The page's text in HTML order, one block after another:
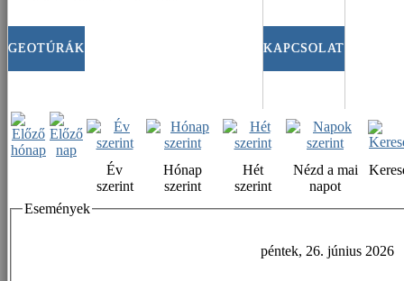
GEOTÚRÁK KAPCSOLAT
Év
szerint
Hónap
szerint
Hét
szerint
Nézd a mai
napot
Események
péntek, 26. június 2026